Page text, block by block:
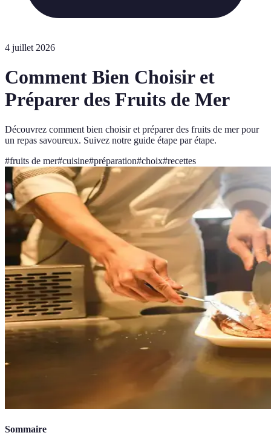
4 juillet 2026
Comment Bien Choisir et
Préparer des Fruits de Mer
Découvrez comment bien choisir et préparer des fruits de mer pour
un repas savoureux. Suivez notre guide étape par étape.
#fruits de mer#cuisine#préparation#choix#recettes
Sommaire